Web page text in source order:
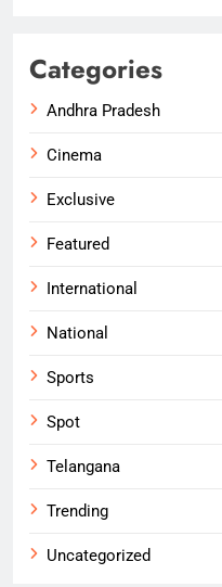
Categories
Andhra Pradesh
Cinema
Exclusive
Featured
International
National
Sports
Spot
Telangana
Trending
Uncategorized